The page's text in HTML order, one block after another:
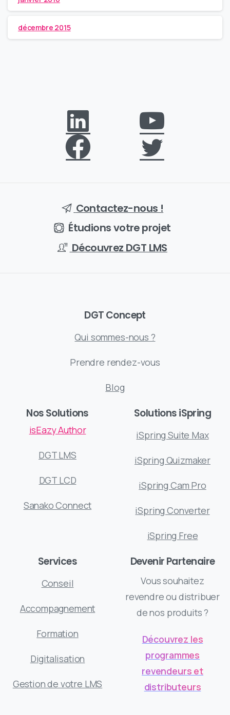
décembre 2015
Contactez-nous !
Étudions votre projet
Découvrez DGT LMS
DGT Concept
Qui sommes-nous ?
Prendre rendez-vous
Blog
Nos Solutions
isEazy Author
DGT LMS
DGT LCD
Sanako Connect
Solutions iSpring
iSpring Suite Max
iSpring Quizmaker
iSpring Cam Pro
iSpring Converter
iSpring Free
Services
Conseil
Accompagnement
Formation
Digitalisation
Gestion de votre LMS
Devenir Partenaire
Vous souhaitez
revendre ou distribuer
de nos produits ?
Découvrez les
programmes
revendeurs et
distributeurs